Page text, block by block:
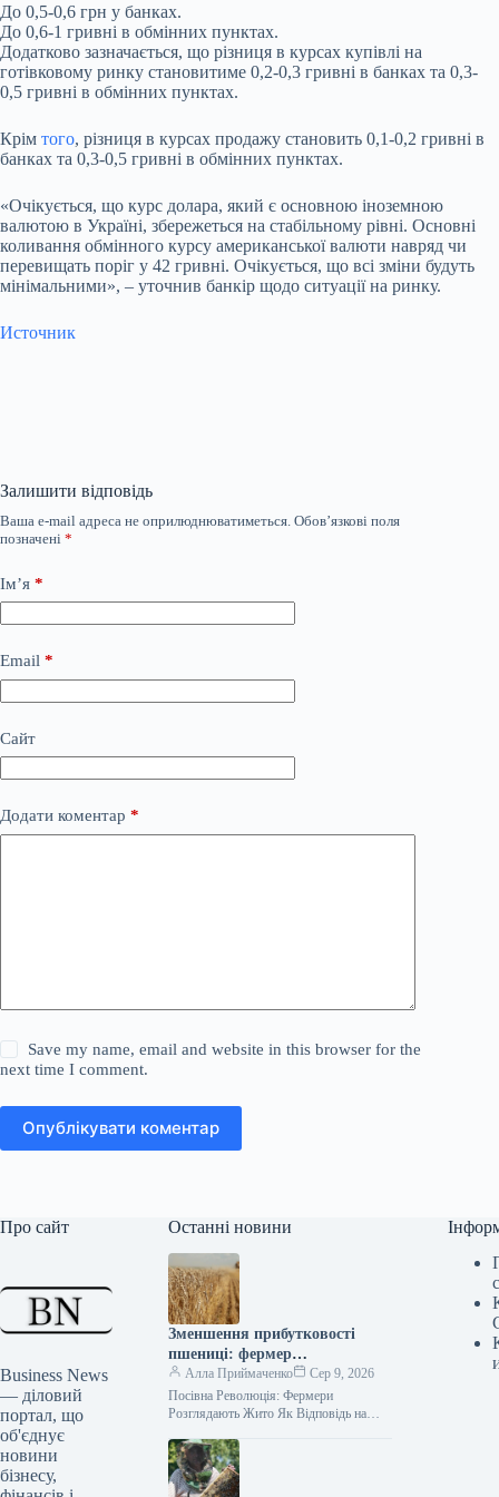
До 0,5-0,6 грн у банках.
До 0,6-1 гривні в обмінних пунктах.
Додатково зазначається, що різниця в курсах купівлі на
готівковому ринку становитиме 0,2-0,3 гривні в банках та 0,3-
0,5 гривні в обмінних пунктах.
Крім того, різниця в курсах продажу становить 0,1-0,2 гривні в
банках та 0,3-0,5 гривні в обмінних пунктах.
«Очікується, що курс долара, який є основною іноземною
валютою в Україні, збережеться на стабільному рівні. Основні
коливання обмінного курсу американської валюти навряд чи
перевищать поріг у 42 гривні. Очікується, що всі зміни будуть
мінімальними», – уточнив банкір щодо ситуації на ринку.
Источник
Залишити відповідь
Ваша e-mail адреса не оприлюднюватиметься. Обов’язкові поля
позначені *
Ім’я *
Email *
Сайт
Додати коментар *
Save my name, email and website in this browser for the
next time I comment.
Опублікувати коментар
Про сайт
Business News
— діловий
портал, що
об'єднує
новини
бізнесу,
Останні новини
Зменшення прибутковості
пшениці: фермер
переключається на
вирощування жита.
Алла Приймаченко
Сер 9, 2026
Посівна Революція: Фермери
Розглядають Жито Як Відповідь на
9 0Юлія Немцева Kurkul.com Зниження
світових…